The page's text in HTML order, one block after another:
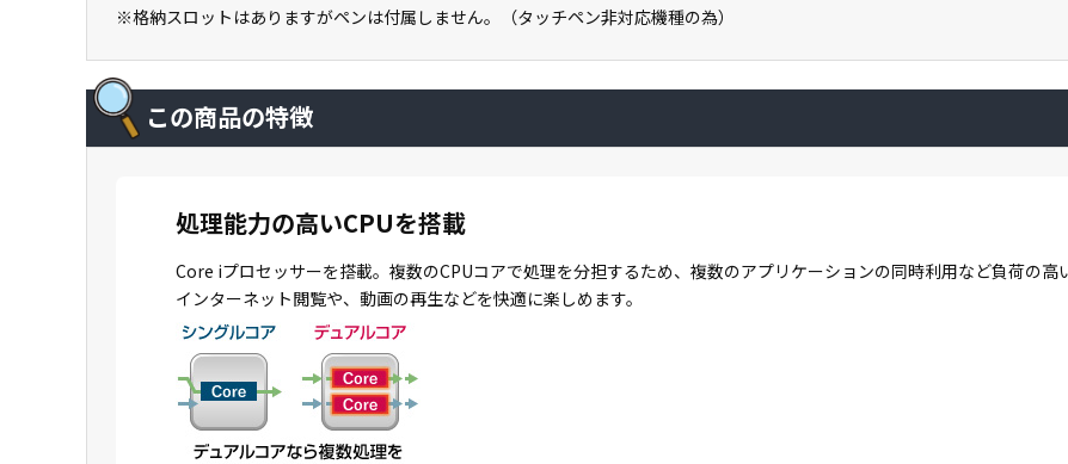
※格納スロットはありますがペンは付属しません。（タッチペン非対応機種の為）
この商品の特徴
処理能力の高いCPUを搭載
Core iプロセッサーを搭載。複数のCPUコアで処理を分担するため、複数のアプリケーションの同時利用など負荷の高
インターネット閲覧や、動画の再生などを快適に楽しめます。